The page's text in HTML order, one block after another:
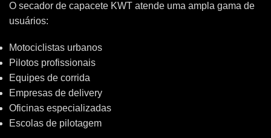
O secador de capacete KWT atende uma ampla gama de
usuários:
Motociclistas urbanos
Pilotos profissionais
Equipes de corrida
Empresas de delivery
Oficinas especializadas
Escolas de pilotagem